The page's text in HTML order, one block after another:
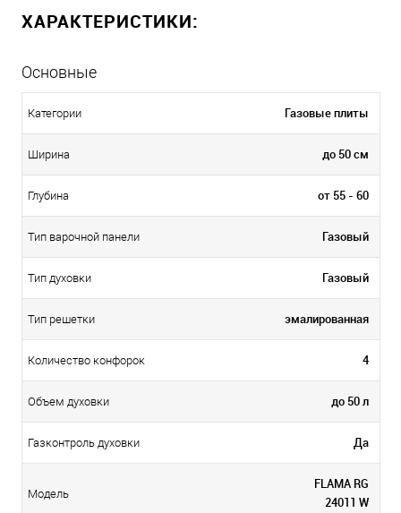
ХАРАКТЕРИСТИКИ:
Основные
Категории Газовые плиты
Ширина до 50 см
Глубина от 55 - 60
Тип варочной панели Газовый
Тип духовки Газовый
Тип решетки эмалированная
Количество конфорок 4
Объем духовки до 50 л
Газконтроль духовки Да
Модель
FLAMA RG
24011 W